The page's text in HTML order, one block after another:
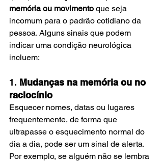
memória ou movimento que seja
incomum para o padrão cotidiano da
pessoa. Alguns sinais que podem
indicar uma condição neurológica
incluem:
1. Mudanças na memória ou no
raciocínio
Esquecer nomes, datas ou lugares
frequentemente, de forma que
ultrapasse o esquecimento normal do
dia a dia, pode ser um sinal de alerta.
Por exemplo, se alguém não se lembra